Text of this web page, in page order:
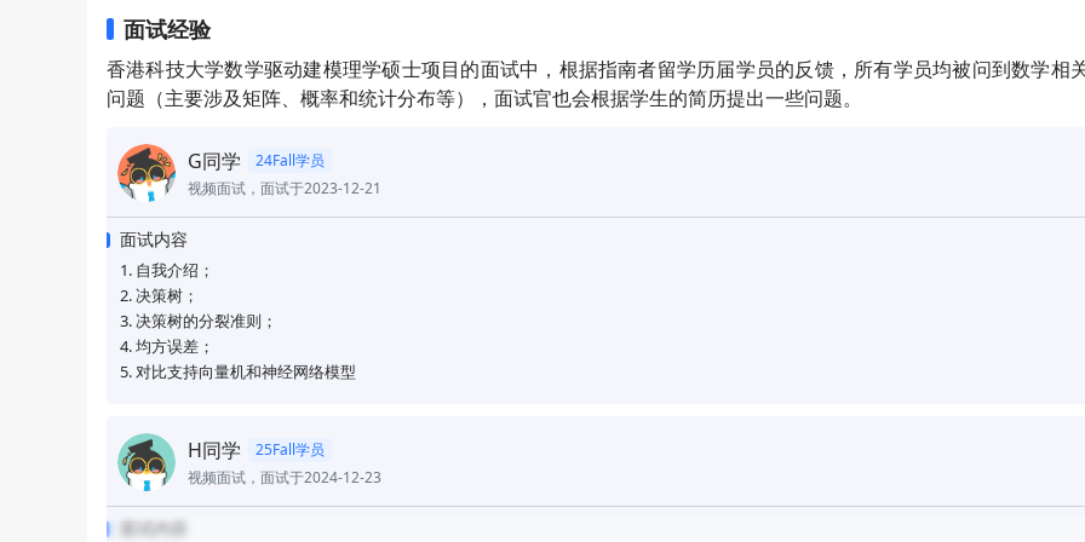
面试经验
香港科技大学数学驱动建模理学硕士项目的面试中，根据指南者留学历届学员的反馈，所有学员均被问到数学相
问题（主要涉及矩阵、概率和统计分布等），面试官也会根据学生的简历提出一些问题。
G同学
24Fall学员
视频面试，面试于2023-12-21
面试内容
1. 自我介绍；
2. 决策树；
3. 决策树的分裂准则；
4. 均方误差；
5. 对比支持向量机和神经网络模型
H同学
25Fall学员
视频面试，面试于2024-12-23
面试内容